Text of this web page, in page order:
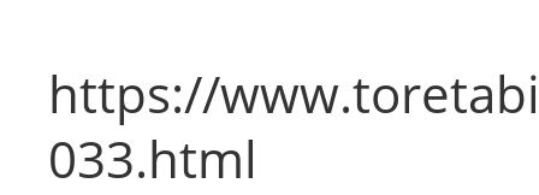
https://
033.html